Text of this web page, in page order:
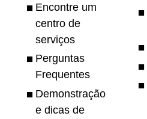
Encontre um
centro de
serviços
Perguntas
Frequentes
Demonstração
e dicas de